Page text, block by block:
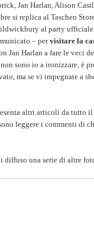
Jan Harlan, Alison
si replica al Taschen
al party
– pervisitare la
Jan Harlan a fare le veci
sono io a ironizzare, è
ma se vi impegnate a
altri articoli da tutto
leggere i commenti di
diffuso una serie di altre